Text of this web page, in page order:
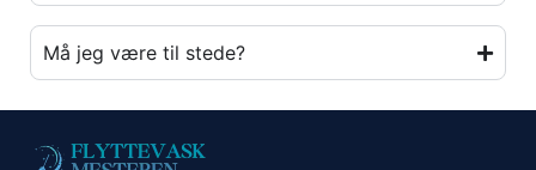
Må jeg være til stede?